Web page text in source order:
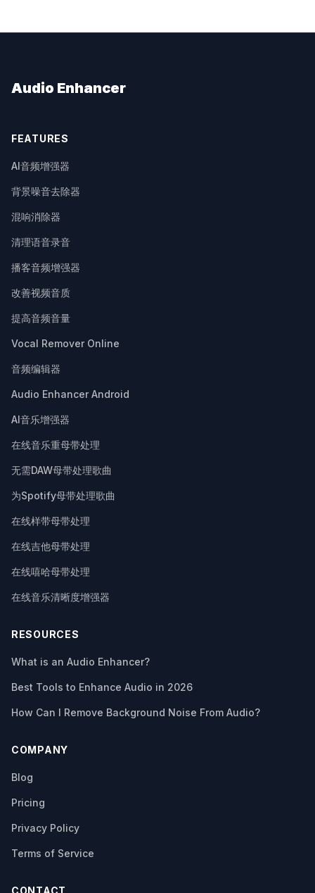
Audio Enhancer
FEATURES
AI音频增强器
背景噪音去除器
混响消除器
清理语音录音
播客音频增强器
改善视频音质
提高音频音量
Vocal Remover Online
音频编辑器
Audio Enhancer Android
AI音乐增强器
在线音乐重母带处理
无需DAW母带处理歌曲
为Spotify母带处理歌曲
在线样带母带处理
在线吉他母带处理
在线嘻哈母带处理
在线音乐清晰度增强器
RESOURCES
What is an Audio Enhancer?
Best Tools to Enhance Audio in 2026
How Can I Remove Background Noise From Audio?
COMPANY
Blog
Pricing
Privacy Policy
Terms of Service